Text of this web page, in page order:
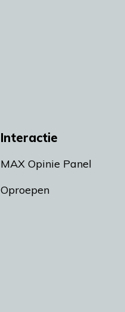
Interactie
MAX Opinie Panel
Oproepen